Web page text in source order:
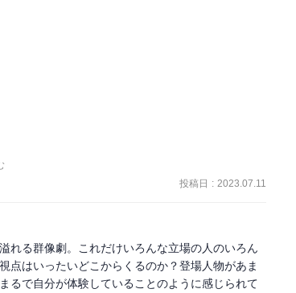
投稿日 : 2023.07.11
れる群像劇。これだけいろんな立場の人のいろん
点はいったいどこからくるのか？登場人物があま
るで自分が体験していることのように感じられて